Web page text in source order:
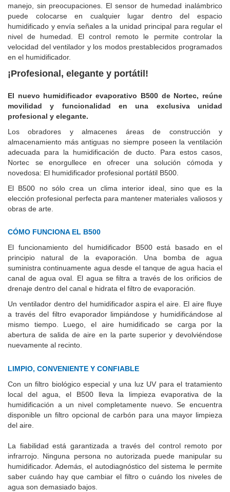
manejo, sin preocupaciones. El sensor de humedad inalámbrico
puede colocarse en cualquier lugar dentro del espacio
humidificado y envía señales a la unidad principal para regular el
nivel de humedad. El control remoto le permite controlar la
velocidad del ventilador y los modos prestablecidos programados
en el humidificador.
¡Profesional, elegante y portátil!
El nuevo humidificador evaporativo B500 de Nortec, reúne
movilidad y funcionalidad en una exclusiva unidad
profesional y elegante.
Los obradores y almacenes áreas de construcción y
almacenamiento más antiguas no siempre poseen la ventilación
adecuada para la humidificación de ducto. Para estos casos,
Nortec se enorgullece en ofrecer una solución cómoda y
novedosa: El humidificador profesional portátil B500.
El B500 no sólo crea un clima interior ideal, sino que es la
elección profesional perfecta para mantener materiales valiosos y
obras de arte.
CÓMO FUNCIONA EL B500
El funcionamiento del humidificador B500 está basado en el
principio natural de la evaporación. Una bomba de agua
suministra continuamente agua desde el tanque de agua hacia el
canal de agua oval. El agua se filtra a través de los orificios de
drenaje dentro del canal e hidrata el filtro de evaporación.
Un ventilador dentro del humidificador aspira el aire. El aire fluye
a través del filtro evaporador limpiándose y humidificándose al
mismo tiempo. Luego, el aire humidificado se carga por la
abertura de salida de aire en la parte superior y devolviéndose
nuevamente al recinto.
LIMPIO, CONVENIENTE Y CONFIABLE
Con un filtro biológico especial y una luz UV para el tratamiento
local del agua, el B500 lleva la limpieza evaporativa de la
humidificación a un nivel completamente nuevo. Se encuentra
disponible un filtro opcional de carbón para una mayor limpieza
del aire.
La fiabilidad está garantizada a través del control remoto por
infrarrojo. Ninguna persona no autorizada puede manipular su
humidificador. Además, el autodiagnóstico del sistema le permite
saber cuándo hay que cambiar el filtro o cuándo los niveles de
agua son demasiado bajos.